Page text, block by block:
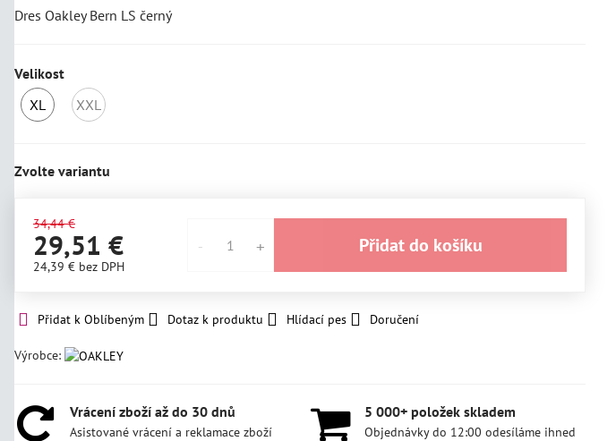
Dres Oakley Bern LS černý
Velikost
XL
XXL
Zvolte variantu
34,44 €
29,51 €
24,39 € bez DPH
Přidat do košíku
Přidat k Oblíbeným Dotaz k produktu Hlídací pes Doručení
Výrobce:
Vrácení zboží až do 30 dnů
Asistované vrácení a reklamace zboží
5 000+ položek skladem
Objednávky do 12:00 odesíláme ihned